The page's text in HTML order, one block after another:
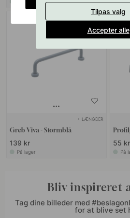
På
+ LÆNGDER
Greb Viva - Stormblå
139 kr
På lager
55 kr
På
Bliv inspireret
Tag dine billeder med
for at blive set
Tilpas valg
Accepter alle